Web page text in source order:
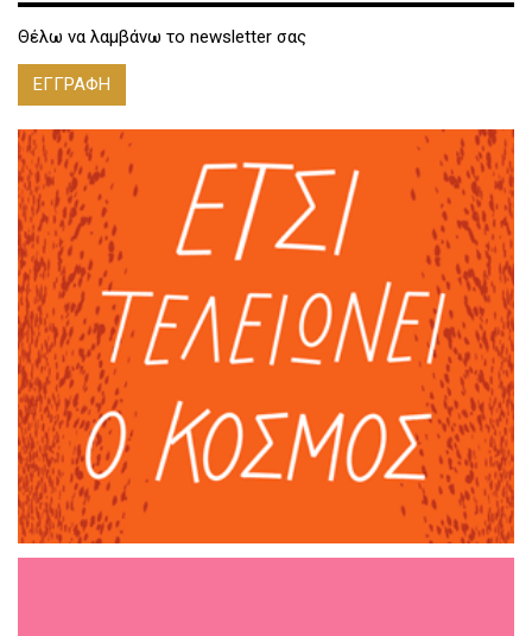
Θέλω να λαμβάνω το newsletter σας
ΕΓΓΡΑΦΗ